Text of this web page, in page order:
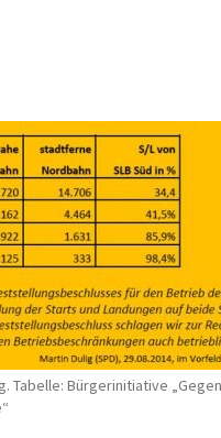
Tabelle: Bürgerinitiative